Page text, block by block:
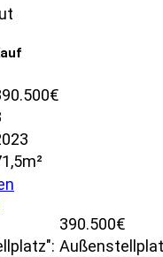
390.500€